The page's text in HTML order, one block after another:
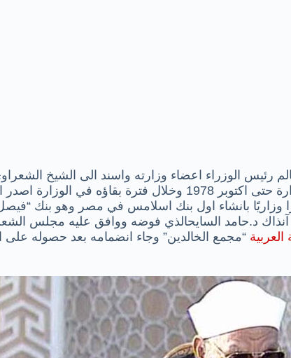
رئيس الوزراء اعضاء وزارته واسند الى الشيخ
وظل الشعراوي في الوزارة حتى اكتوبر 1978 وخلال فترة بقاؤه في
وزاريًا بانشاء اول بنك اسلامس في مصر وهو بنك
آنذاك د.حامد السايحالذي فوضه ووافق عليه مجلس
“مجمع الخالدين” وجاء انضمامه بعد حصوله على